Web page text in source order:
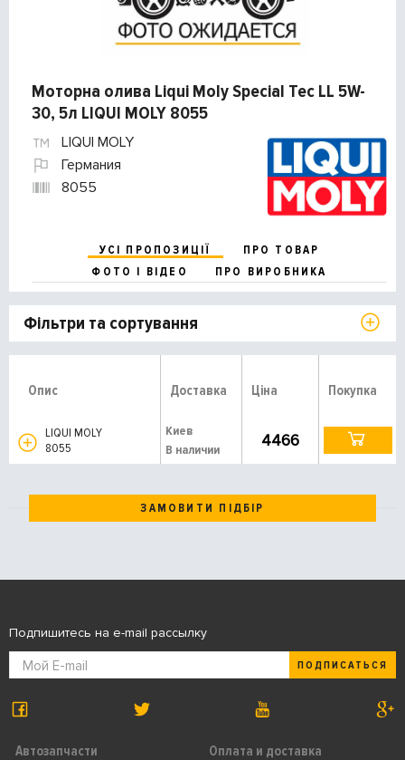
Моторна олива Liqui Moly Special Tec LL 5W-
30, 5л LIQUI MOLY 8055
LIQUI MOLY
Германия
8055
УСІ ПРОПОЗИЦІЇ
ПРО ТОВАР
ФОТО І ВІДЕО
ПРО ВИРОБНИКА
Фільтри та сортування
Опис Доставка Ціна Покупка
LIQUI MOLY
8055
Киев
В наличии
4466
ЗАМОВИТИ ПІДБІР
Автозапчасти Оплата и доставка
Подпишитесь на e-mail рассылку
ПОДПИСАТЬСЯ